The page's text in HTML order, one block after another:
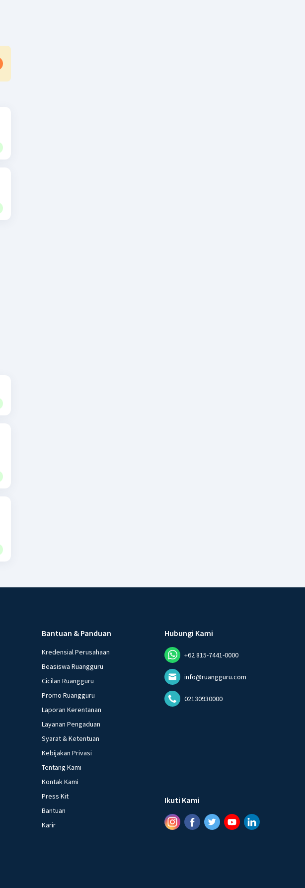
Bantuan & Panduan
Kredensial Perusahaan
Beasiswa Ruangguru
Cicilan Ruangguru
Promo Ruangguru
Laporan Kerentanan
Layanan Pengaduan
Syarat & Ketentuan
Kebijakan Privasi
Tentang Kami
Kontak Kami
Press Kit
Bantuan
Karir
Hubungi Kami
+62 815-7441-0000
info@ruangguru.com
02130930000
Ikuti Kami